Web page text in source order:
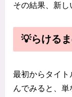
その結果、新し
💡らける
最初からタイト
んでみると、